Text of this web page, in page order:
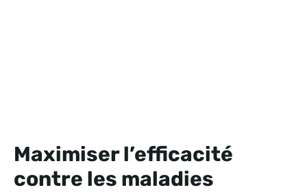
Maximiser l’efficacité
contre les maladies